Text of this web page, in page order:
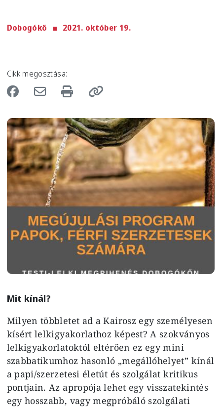
Dobogókő 2021. október 19.
Cikk megosztása:
Image
Mit kínál?
Milyen többletet ad a Kairosz egy személyesen
kísért lelkigyakorlathoz képest? A szokványos
lelkigyakorlatoktól eltérően ez egy mini
szabbatikumhoz hasonló „megállóhelyet” kínál
a papi/szerzetesi életút és szolgálat kritikus
pontjain. Az apropója lehet egy visszatekintés
egy hosszabb, vagy megpróbáló szolgálati